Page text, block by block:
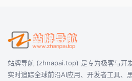
站牌导航 (zhnapai.top) 是专为极客与开
实时追踪全球前沿AI应用、开发者工具、